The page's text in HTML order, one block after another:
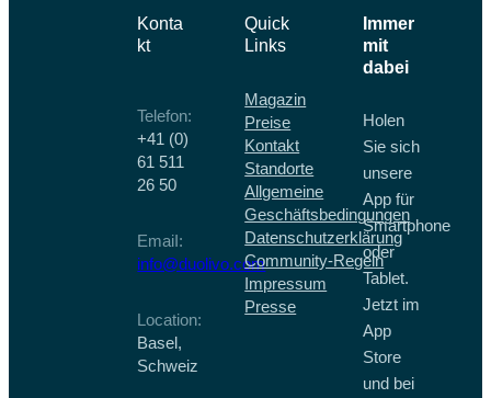
manchen
Dating-
Apps
Konta
kt
Telefon:
+41 (0)
61 511
26 50
EmaiI:
info@duolivo.com
Location:
Basel,
Schweiz
Quick
Links
Magazin
Preise
Kontakt
Standorte
Allgemeine
Geschäftsbedingungen
Datenschutzerklärung
Community-Regeln
Impressum
Presse
Immer
mit
dabei
Holen
Sie sich
unsere
App für
Smartphone
oder
Tablet.
Jetzt im
App
Store
und bei